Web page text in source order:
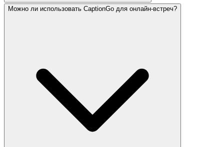
Можно ли использовать CaptionGo для онлайн-встреч?